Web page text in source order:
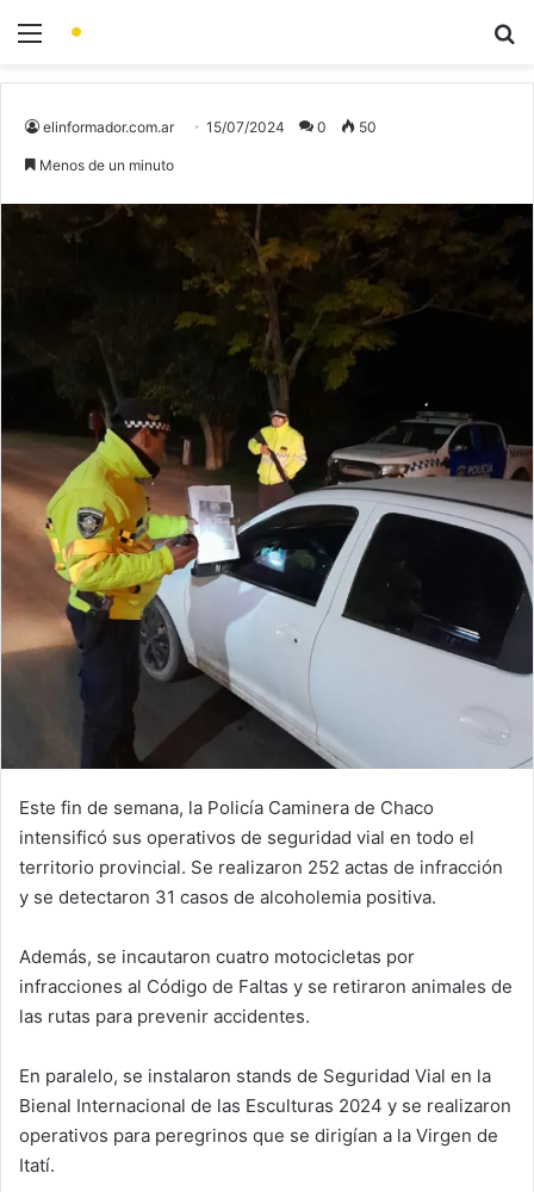
elinformador.com.ar 15/07/2024 0 50
Menos de un minuto
Este fin de semana, la Policía Caminera de Chaco
intensificó sus operativos de seguridad vial en todo el
territorio provincial. Se realizaron 252 actas de infracción
y se detectaron 31 casos de alcoholemia positiva.
Además, se incautaron cuatro motocicletas por
infracciones al Código de Faltas y se retiraron animales de
las rutas para prevenir accidentes.
En paralelo, se instalaron stands de Seguridad Vial en la
Bienal Internacional de las Esculturas 2024 y se realizaron
operativos para peregrinos que se dirigían a la Virgen de
Itatí.